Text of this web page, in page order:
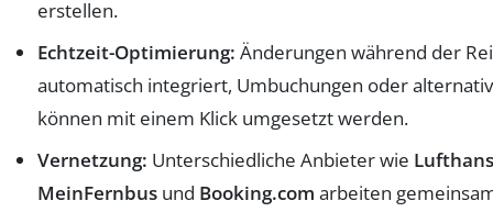
erstellen.
Echtzeit-Optimierung: Änderungen während der
automatisch integriert, Umbuchungen oder
können mit einem Klick umgesetzt werden.
Vernetzung: Unterschiedliche Anbieter wie
MeinFernbus und Booking.com arbeiten